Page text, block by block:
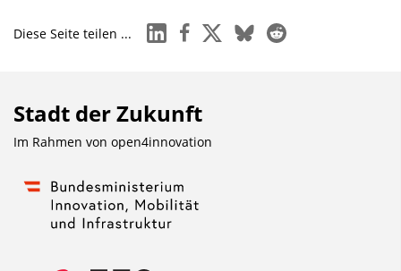
Diese Seite teilen ... linkedinfacebook
x blueskyreddit
Stadt der Zukunft
Im Rahmen von open4innovation